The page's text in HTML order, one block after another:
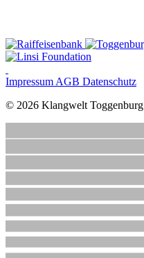
Impressum AGB Datenschutz
© 2026 Klangwelt Toggenburg